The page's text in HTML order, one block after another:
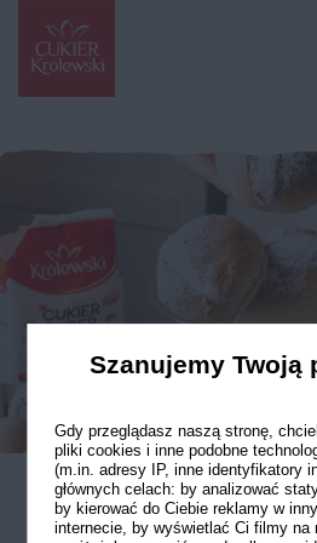
Szanujemy Twoją
Gdy przeglądasz naszą stronę,
pliki cookies i inne podobne
(m.in. adresy IP, inne identyfikatory
głównych celach: by analizować
by kierować do Ciebie reklamy w
internecie, by wyświetlać Ci filmy na